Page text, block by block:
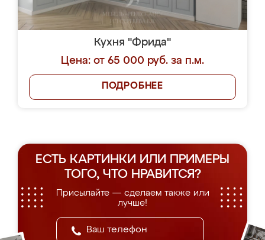
Кухня "Фрида"
Цена: от 65 000 руб. за п.м.
ПОДРОБНЕЕ
ЕСТЬ КАРТИНКИ ИЛИ ПРИМЕРЫ
ТОГО, ЧТО НРАВИТСЯ?
Присылайте — сделаем также или
лучше!